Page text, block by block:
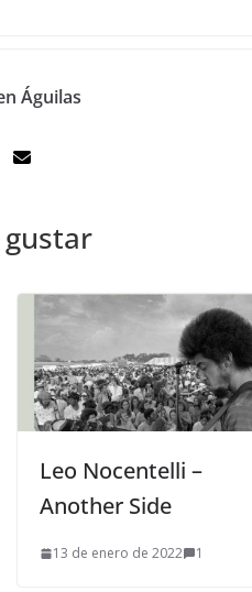
Águilas
Leo Nocentelli –
Another Side
13 de enero de 2022 1